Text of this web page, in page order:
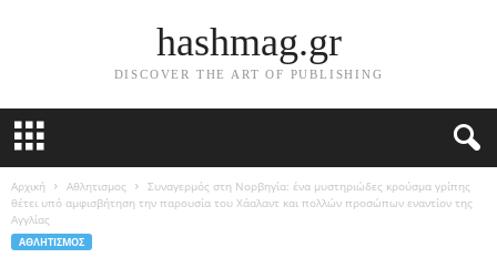
hashmag.gr
DISCOVER THE ART OF PUBLISHING
Αρχική Αθλητισμος
Συναγερμός στη Νορβηγία: ένα μυστηριώδες κρούσμα γρίπης
θέτει υπό αμφισβήτηση την παρουσία του Χάαλαντ και πολλών προσώπων εναντίον της
Αγγλίας
ΑΘΛΗΤΙΣΜΟΣ